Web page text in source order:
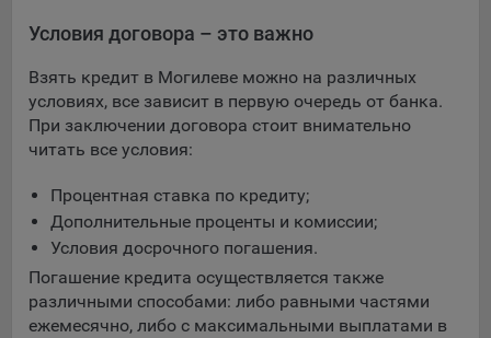
Условия договора – это важно
Взять кредит в Могилеве можно на различных
условиях, все зависит в первую очередь от банка.
При заключении договора стоит внимательно
читать все условия:
Процентная ставка по кредиту;
Дополнительные проценты и комиссии;
Условия досрочного погашения.
Погашение кредита осуществляется также
различными способами: либо равными частями
ежемесячно, либо с максимальными выплатами в